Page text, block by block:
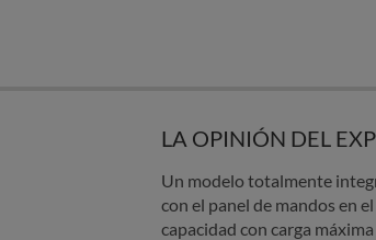
LA OPINIÓN DEL
Un modelo totalmente
con el panel de mandos en
capacidad con carga